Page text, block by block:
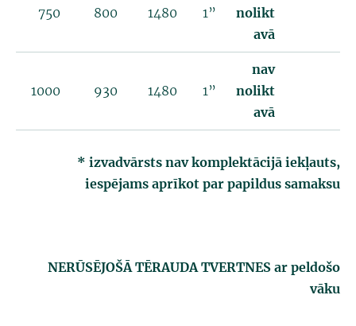
750 800 1480 1”
nolikt
avā
1000 930 1480 1”
nav
nolikt
avā
* izvadvārsts nav komplektācijā iekļauts,
iespējams aprīkot par papildus samaksu
NERŪSĒJOŠĀ TĒRAUDA TVERTNES ar peldošo
vāku